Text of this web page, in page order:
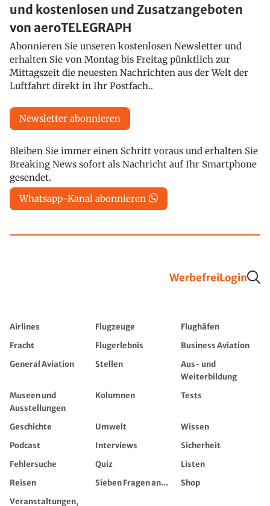
und kostenlosen und Zusatzangeboten
von aeroTELEGRAPH
Abonnieren Sie unseren kostenlosen Newsletter und
erhalten Sie von Montag bis Freitag pünktlich zur
Mittagszeit die neuesten Nachrichten aus der Welt der
Luftfahrt direkt in Ihr Postfach..
Newsletter abonnieren
Bleiben Sie immer einen Schritt voraus und erhalten Sie
Breaking News sofort als Nachricht auf Ihr Smartphone
gesendet.
Whatsapp-Kanal abonnieren
WerbefreiLogin
Airlines Flugzeuge
Flughäfen
Fracht
Flugerlebnis
Business Aviation
General Aviation
Stellen
Aus- und
Weiterbildung
Museen und
Ausstellungen
Kolumnen Tests
Geschichte Umwelt
Wissen
Podcast
Interviews
Sicherheit
Fehlersuche
Quiz
Listen
Reisen
Sieben Fragen an...
Shop
Veranstaltungen,